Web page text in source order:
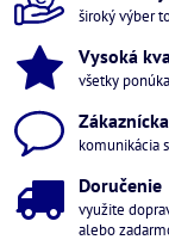
široký výber
Vysoká
všetky
komunikácia
Doručenie
využite
alebo